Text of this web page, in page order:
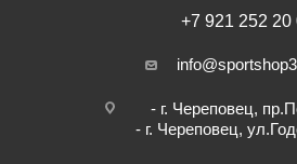
+7 921 252 20
- г. Череповец,
- г. Череповец,